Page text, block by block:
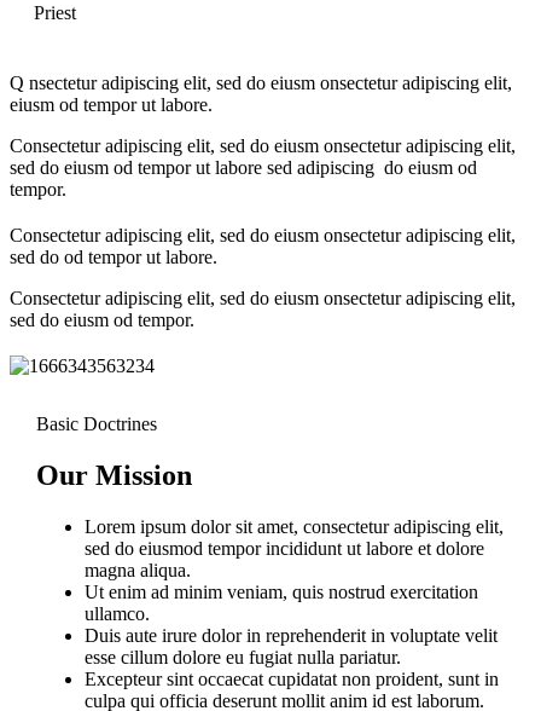
Priest
Q nsectetur adipiscing elit, sed do eiusm onsectetur adipiscing elit,
eiusm od tempor ut labore.
Consectetur adipiscing elit, sed do eiusm onsectetur adipiscing elit,
sed do eiusm od tempor ut labore sed adipiscing do eiusm od
tempor.
Consectetur adipiscing elit, sed do eiusm onsectetur adipiscing elit,
sed do od tempor ut labore.
Consectetur adipiscing elit, sed do eiusm onsectetur adipiscing elit,
sed do eiusm od tempor.
Basic Doctrines
Our Mission
Lorem ipsum dolor sit amet, consectetur adipiscing elit,
sed do eiusmod tempor incididunt ut labore et dolore
magna aliqua.
Ut enim ad minim veniam, quis nostrud exercitation
ullamco.
Duis aute irure dolor in reprehenderit in voluptate velit
esse cillum dolore eu fugiat nulla pariatur.
Excepteur sint occaecat cupidatat non proident, sunt in
culpa qui officia deserunt mollit anim id est laborum.